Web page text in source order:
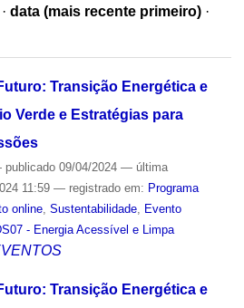
· data (mais recente primeiro) ·
Transição Energética e
Verde e Estratégias para
publicado09/04/2024 — última
11:59 — registrado em: Programa
online, Sustentabilidade,
Evento
- Energia Acessível e Limpa
Transição Energética e